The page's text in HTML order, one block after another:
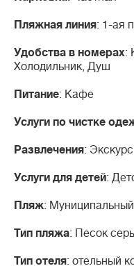
Пляжная линия: 1-ая
Удобства в номерах:
Холодильник, Душ
Питание: Кафе
Услуги по чистке
Развлечения:
Услуги для детей:
Пляж:
Тип пляжа: Песок
Тип отеля: отельный